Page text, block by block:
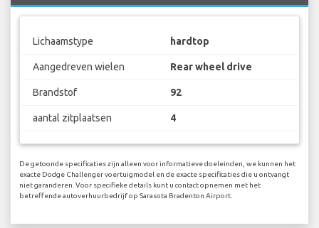
Lichaamstype hardtop
Aangedreven wielen Rear wheel drive
Brandstof 92
aantal zitplaatsen 4
De getoonde specificaties zijn alleen voor informatieve doeleinden, we kunnen het
exacte Dodge Challenger voertuigmodel en de exacte specificaties die u ontvangt
niet garanderen. Voor specifieke details kunt u contact opnemen met het
betreffende autoverhuurbedrijf op Sarasota Bradenton Airport.